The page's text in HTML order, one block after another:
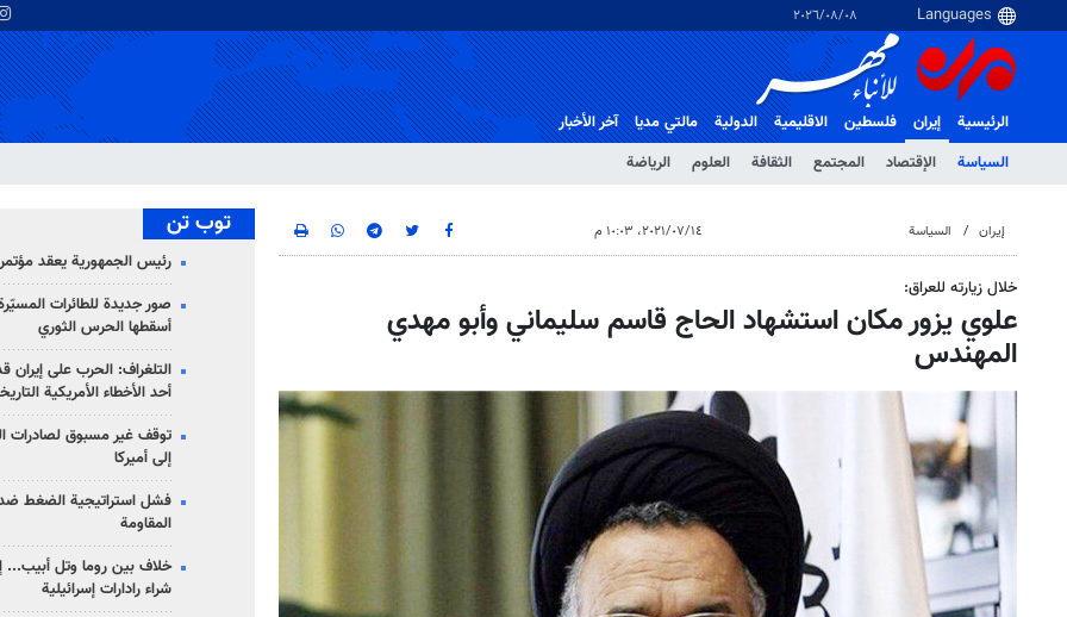
٠٨‏/٠٨‏/٢٠٢٦
الرئيسية
إيران
السياسة
الإقتصاد المجتمع الثقافة العلوم الرياضة
فلسطین الاقلیمیة الدولية مالتي مدیا آخر الأخبار
إيران السياسة ١٤‏/٠٧‏/٢٠٢١، ١٠:٠٣ م
خلال زيارته للعراق:
علوي يزور مكان استشهاد الحاج قاسم سليماني وأبو مهدي
المهندس
توب تن
رئيس الجمهورية يعقد
صور جديدة للطائرات
أسقطها الحرس الثوري
التلغراف: الحرب على إيران
أحد الأخطاء الأمريكية
توقف غير مسبوق لصادرات
إلى أميركا
فشل استراتيجية الضغط
المقاومة
خلاف بين روما وتل أبيب...
شراء رادارات إسرائيلية